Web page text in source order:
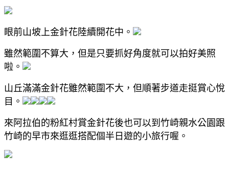
眼前山坡上金針花陸續開花中。
雖然範圍不算大，但是只要抓好角度就可以拍好美照
啦。
山丘滿滿金針花雖然範圍不大，但順著步道走挺賞心悅
目。
來阿拉伯的粉紅村賞金針花後也可以到竹崎親水公園跟
竹崎的早市來逛逛搭配個半日遊的小旅行喔。